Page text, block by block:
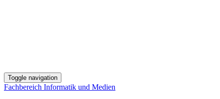
Toggle navigation
Fachbereich Informatik und Medien